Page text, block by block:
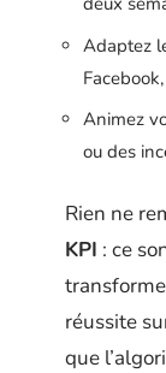
Adaptez
Animez
ou des
Rien ne
KPI : ce
réussite
que